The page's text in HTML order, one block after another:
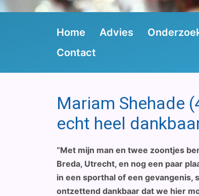
Home Advies
Contact
Mariam Shehade
echt heel
“Met mijn man en twee zoontjes
Breda, Utrecht, en nog een paar
in een sporthal of een gevangenis,
ontzettend dankbaar dat we hier